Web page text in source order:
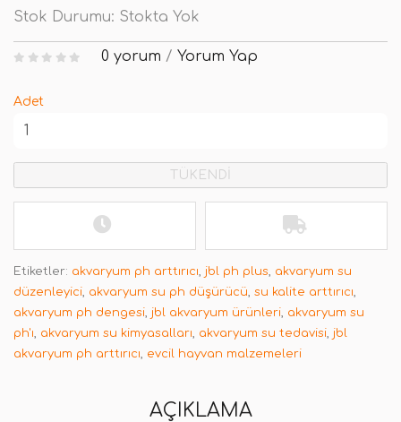
Stok Durumu: Stokta Yok
0 yorum / Yorum Yap
Adet
TÜKENDİ
Etiketler: akvaryum ph arttırıcı, jbl ph plus, akvaryum su
düzenleyici, akvaryum su ph düşürücü, su kalite arttırıcı,
akvaryum ph dengesi, jbl akvaryum ürünleri, akvaryum su
ph'ı, akvaryum su kimyasalları, akvaryum su tedavisi, jbl
akvaryum ph arttırıcı, evcil hayvan malzemeleri
AÇIKLAMA